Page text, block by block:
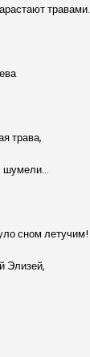
травами.
трава,
шумели…
сном летучим!
Элизей,